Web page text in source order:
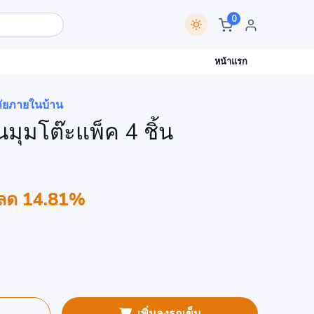
0
หน้าแรก
ภายในบ้าน
มุมโต๊ะแพ็ค 4 ชิ้น
ด 14.81%